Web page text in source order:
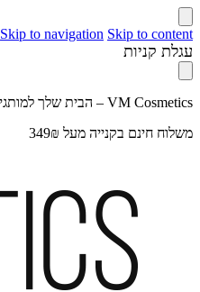
Skip to navigation Skip to content
עגלת קניות
VM Cosmetics – הבית שלך למותגי קוסמטיקה מובילים
משלוח חינם בקנייה מעל 349₪